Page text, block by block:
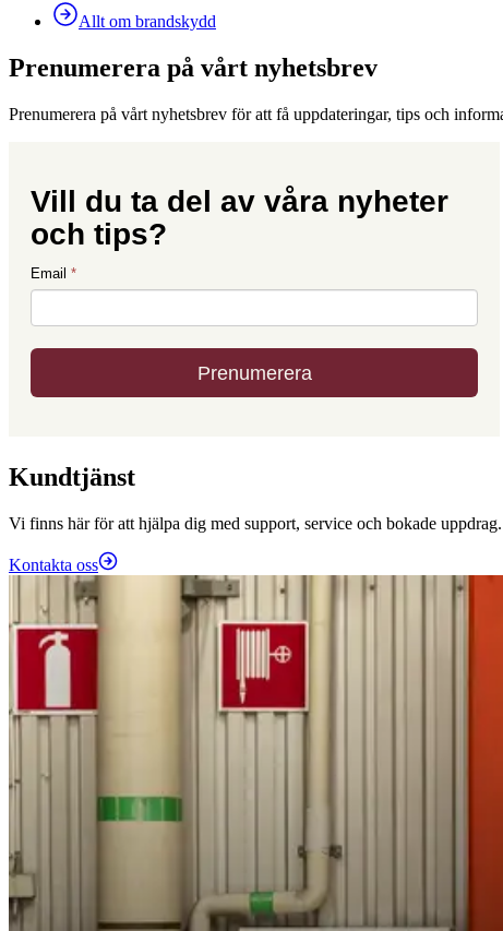
Allt om brandskydd
Prenumerera på vårt nyhetsbrev
Prenumerera på vårt nyhetsbrev för att få uppdateringar, tips och
Kundtjänst
Vi finns här för att hjälpa dig med support, service och bokade
Kontakta oss